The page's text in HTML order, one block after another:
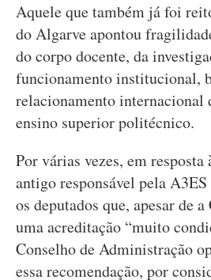
Aquele que também já foi
do Algarve apontou
do corpo docente, da
funcionamento institucional,
relacionamento internacional
ensino superior politécnico.
Por várias vezes, em resposta
antigo responsável pela
os deputados que, apesar de
uma acreditação “muito
Conselho de Administração
essa recomendação, por